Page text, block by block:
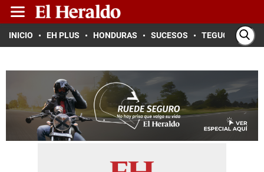
INICIO EH PLUS HONDURAS SUCESOS TEGUCIGALPA